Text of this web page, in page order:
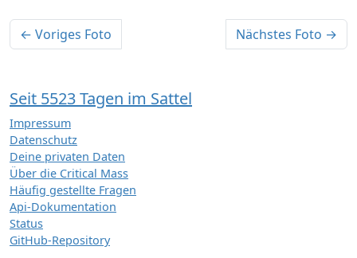
← Voriges Foto Nächstes Foto →
Seit 5523 Tagen im Sattel
Impressum
Datenschutz
Deine privaten Daten
Über die Critical Mass
Häufig gestellte Fragen
Api-Dokumentation
Status
GitHub-Repository